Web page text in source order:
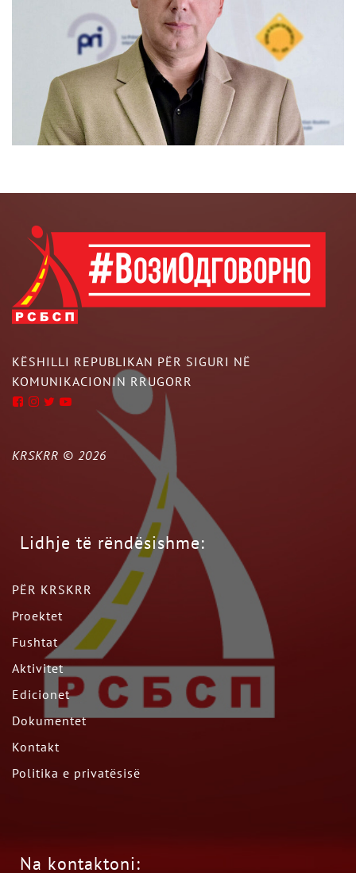
KËSHILLI REPUBLIKAN PËR SIGURI NË
KOMUNIKACIONIN RRUGORR
KRSKRR © 2026
Lidhje të rëndësishme:
PËR KRSKRR
Proektet
Fushtat
Aktivitet
Edicionet
Dokumentet
Kontakt
Politika e privatësisë
Na kontaktoni: